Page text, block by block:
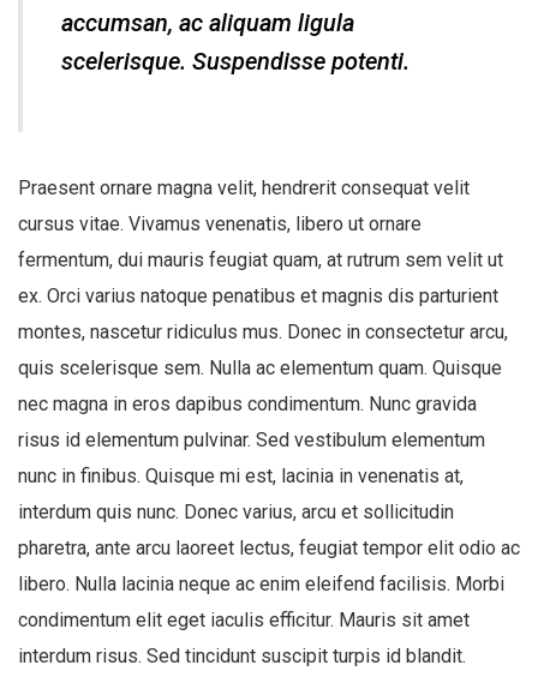
accumsan, ac aliquam ligula
scelerisque. Suspendisse potenti.
Praesent ornare magna velit, hendrerit consequat velit
cursus vitae. Vivamus venenatis, libero ut ornare
fermentum, dui mauris feugiat quam, at rutrum sem velit ut
ex. Orci varius natoque penatibus et magnis dis parturient
montes, nascetur ridiculus mus. Donec in consectetur arcu,
quis scelerisque sem. Nulla ac elementum quam. Quisque
nec magna in eros dapibus condimentum. Nunc gravida
risus id elementum pulvinar. Sed vestibulum elementum
nunc in finibus. Quisque mi est, lacinia in venenatis at,
interdum quis nunc. Donec varius, arcu et sollicitudin
pharetra, ante arcu laoreet lectus, feugiat tempor elit odio ac
libero. Nulla lacinia neque ac enim eleifend facilisis. Morbi
condimentum elit eget iaculis efficitur. Mauris sit amet
interdum risus. Sed tincidunt suscipit turpis id blandit.